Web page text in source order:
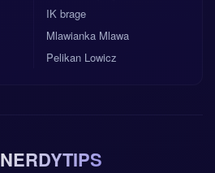
IK brage
Mlawianka Mlawa
Pelikan Lowicz
NERDYTIPS